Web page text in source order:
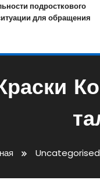
подросткового
для обращения
Uncategorised